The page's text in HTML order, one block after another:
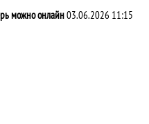
можно онлайн03.06.2026 11:15